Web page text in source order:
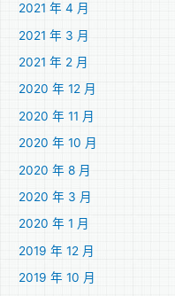
2021 年 4 月
2021 年 3 月
2021 年 2 月
2020 年 12 月
2020 年 11 月
2020 年 10 月
2020 年 8 月
2020 年 3 月
2020 年 1 月
2019 年 12 月
2019 年 10 月